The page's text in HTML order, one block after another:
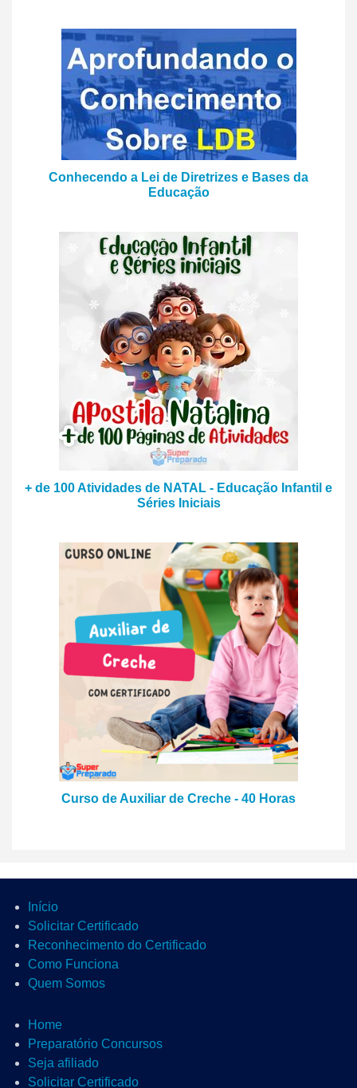
Conhecendo a Lei de Diretrizes e Bases da
Educação
+ de 100 Atividades de NATAL - Educação Infantil e
Séries Iniciais
Curso de Auxiliar de Creche - 40 Horas
Início
Solicitar Certificado
Reconhecimento do Certificado
Como Funciona
Quem Somos
Home
Preparatório Concursos
Seja afiliado
Solicitar Certificado